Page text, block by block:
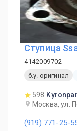
Ступица
4142009702
б.у. оригинал
598
Москва, ул.
(919) 771-25-